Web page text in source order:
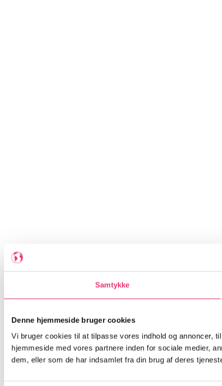
Samtykke
Denne hjemmeside bruger cookies
Vi bruger cookies til at tilpasse vores indhold og annoncer,
hjemmeside med vores partnere inden for sociale medier,
dem, eller som de har indsamlet fra din brug af deres